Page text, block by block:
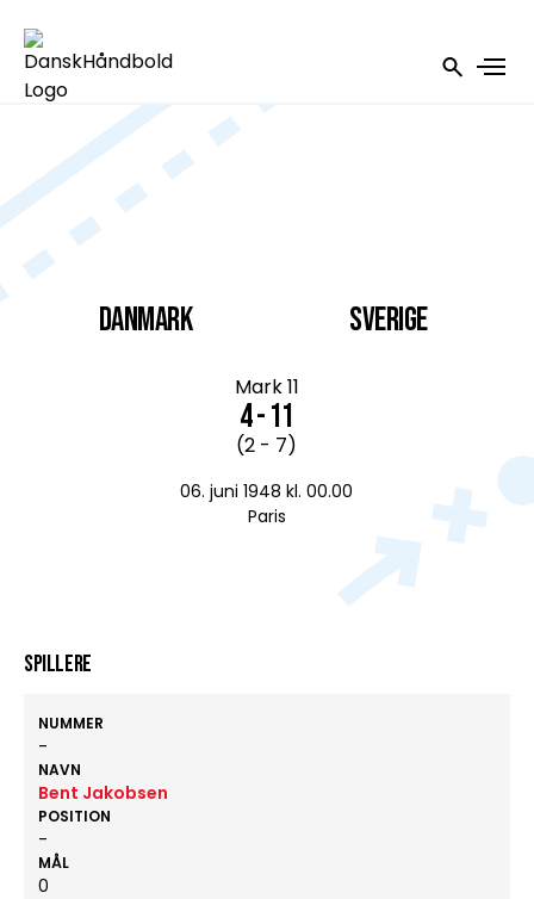
DANMARK
Mark 11
4 - 11
(2 - 7)
06. juni 1948 kl. 00.00
Paris
Sverige
Spillere
NUMMER
-
NAVN
Bent Jakobsen
POSITION
-
MÅL
0